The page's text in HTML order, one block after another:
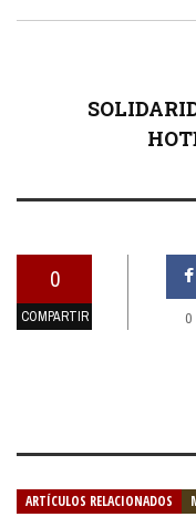
0
COMPARTIR 0
ARTÍCULOS RELACIONADOS